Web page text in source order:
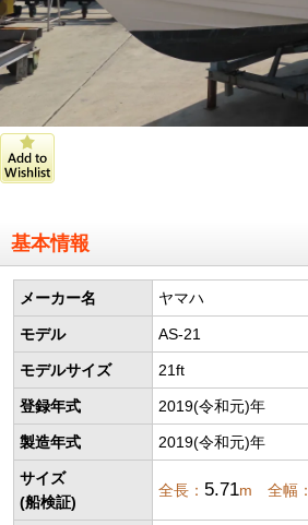
基本情報
メーカー名 ヤマハ
モデル AS-21
モデルサイズ 21ft
登録年式 2019(令和元)年
製造年式 2019(令和元)年
サイズ
(船検証)
全長： 5.71m 全幅：